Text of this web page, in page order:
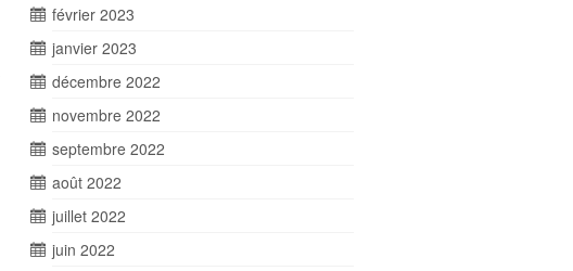
février 2023
janvier 2023
décembre 2022
novembre 2022
septembre 2022
août 2022
juillet 2022
juin 2022